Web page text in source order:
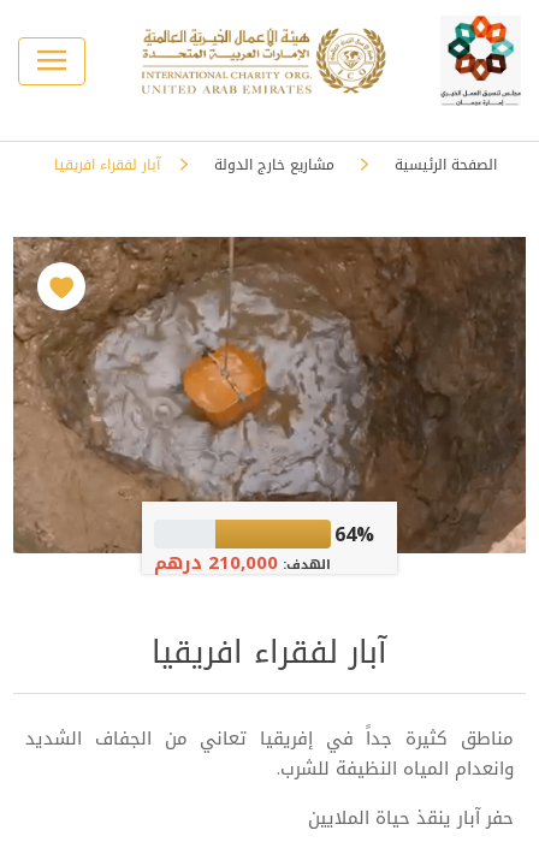
الصفحة الرئيسية مشاريع خارج الدولة آبار لفقراء افريقيا
64%
الهدف:210,000 درهم
آبار لفقراء افريقيا
مناطق كثيرة جداً في إفريقيا تعاني من الجفاف الشديد
وانعدام المياه النظيفة للشرب.
حفر آبار ينقذ حياة الملايين